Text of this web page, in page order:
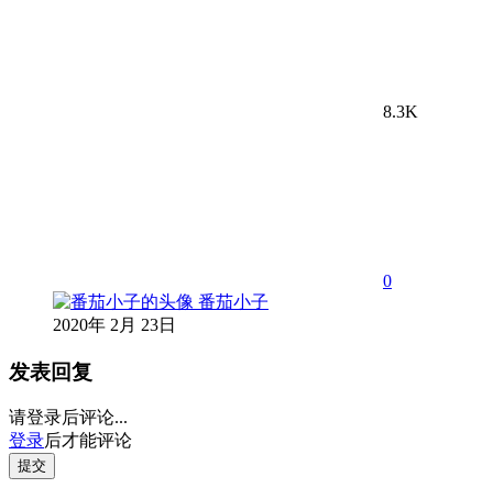
8.3K
0
番茄小子
2020年 2月 23日
发表回复
请登录后评论...
登录后才能评论
提交